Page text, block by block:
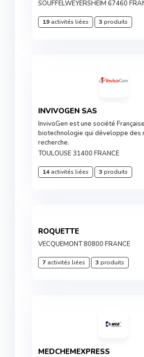
SOUFFELWEYERSHEIM 67460
19activités liées 3 produits
INVIVOGEN SAS
InvivoGen est une société
biotechnologie qui développe des
recherche.
TOULOUSE 31400 FRANCE
14activités liées 3 produits
ROQUETTE
VECQUEMONT 80800 FRANCE
7activités liées 3 produits
MEDCHEMEXPRESS